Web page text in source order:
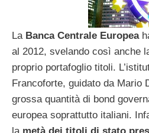
La Banca Centrale Europea
al 2012, svelando così anche
proprio portafoglio titoli.
Francoforte, guidato da Mario
grossa quantità di bond
europea soprattutto italiani.